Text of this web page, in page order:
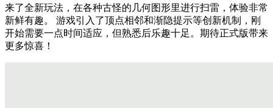
来了全新玩法，在各种古怪的几何图形里进行扫雷，体验非常
新鲜有趣。 游戏引入了顶点相邻和渐隐提示等创新机制，刚
开始需要一点时间适应，但熟悉后乐趣十足。期待正式版带来
更多惊喜！